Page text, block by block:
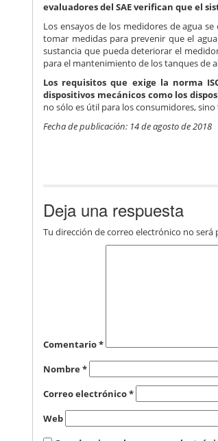
evaluadores del SAE verifican que el
Los ensayos de los medidores de agua
tomar medidas para prevenir que el
sustancia que pueda deteriorar el
para el mantenimiento de los tanques de
Los requisitos que exige la norma
dispositivos mecánicos como los
no sólo es útil para los consumidores,
Fecha de publicación: 14 de agosto de 2018
Deja una respuesta
Tu dirección de correo electrónico no será
Comentario*
Nombre*
Correo electrónico*
Web